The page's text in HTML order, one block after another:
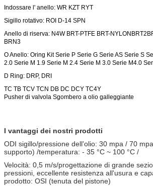
Indossare l' anello: WR KZT RYT
Sigillo rotativo: ROI D-14 SPN
Anello di riserva: N4W BRT-PTFE BRT-NYLON BRT2
BRN3
O Anello: Oring Kit Serie P Serie G Serie AS Serie S
2.0 Serie M 1.9 Serie M 2.4 Serie M 3.0 Serie M4.0
D Ring: DRP, DRI
TC TB TCV TCN DB DC DCY TC4Y
Pusher di valvola Sgombero a olio galleggiante
I vantaggi dei nostri prodotti
ODI sigillo/pressione dell'olio: 30 mpa / 70
supporto) /temperatura: - 35 °C ~ 100 °C /
Velocità: 0,5 m/s/progettazione di grande
pressioni, eccellente resistenza all'usura e
prodotto: OSI (tenuta del pistone)